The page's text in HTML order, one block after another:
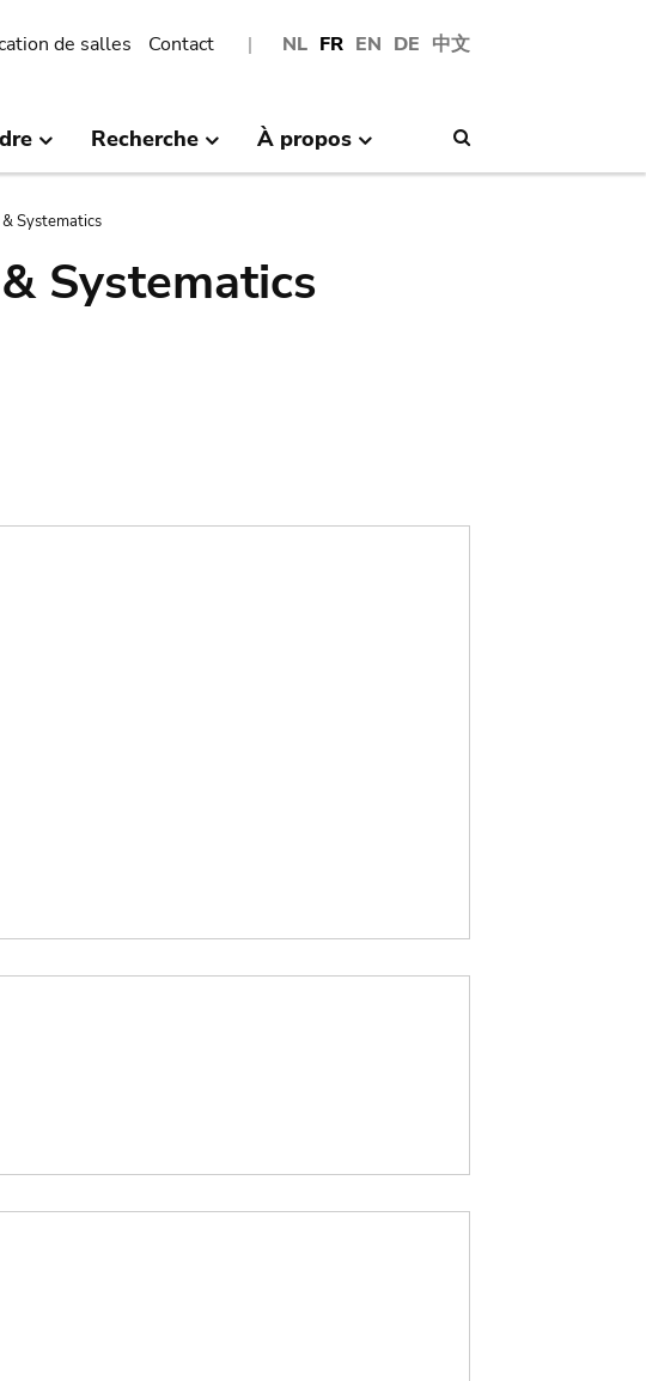
NL FR EN DE 中文
de salles Contact
Recherche À propos
Systematics
Systematics